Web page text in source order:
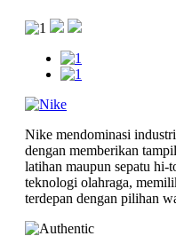
Nike mendominasi
dengan memberikan
latihan maupun sepatu hi-
teknologi olahraga,
terdepan dengan pilihan